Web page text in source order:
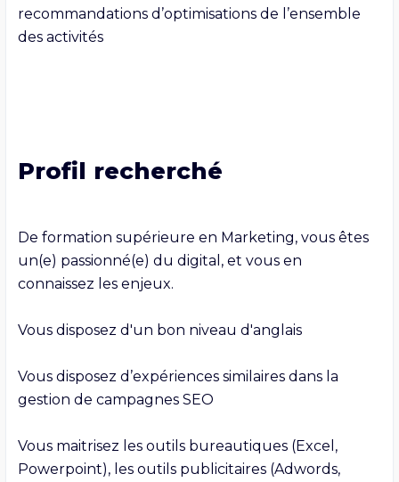
recommandations d’optimisations de l’ensemble
des activités
Profil recherché
De formation supérieure en Marketing, vous êtes
un(e) passionné(e) du digital, et vous en
connaissez les enjeux.
Vous disposez d'un bon niveau d'anglais
Vous disposez d’expériences similaires dans la
gestion de campagnes SEO
Vous maitrisez les outils bureautiques (Excel,
Powerpoint), les outils publicitaires (Adwords,